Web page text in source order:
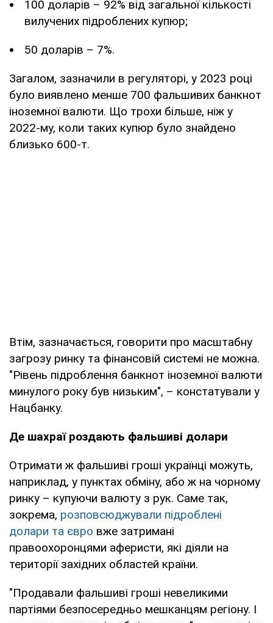
100 доларів – 92% від загальної кількості
вилучених підроблених купюр;
50 доларів – 7%.
Загалом, зазначили в регуляторі, у 2023 році
було виявлено менше 700 фальшивих банкнот
іноземної валюти. Що трохи більше, ніж у
2022-му, коли таких купюр було знайдено
близько 600-т.
Втім, зазначається, говорити про масштабну
загрозу ринку та фінансовій системі не можна.
"Рівень підроблення банкнот іноземної валюти
минулого року був низьким", – констатували у
Нацбанку.
Де шахраї роздають фальшиві долари
Отримати ж фальшиві гроші українці можуть,
наприклад, у пунктах обміну, або ж на чорному
ринку – купуючи валюту з рук. Саме так,
зокрема, розповсюджували підроблені
долари та євро вже затримані
правоохоронцями аферисти, які діяли на
території західних областей країни.
"Продавали фальшиві гроші невеликими
партіями безпосередньо мешканцям регіону. І